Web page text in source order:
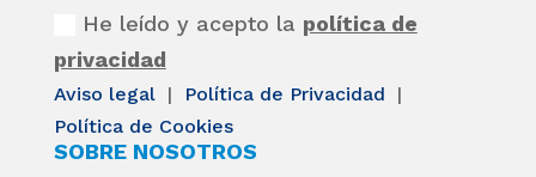
He leído y acepto la política de
privacidad
Aviso legal | Política de Privacidad
|
Política de Cookies
SOBRE NOSOTROS